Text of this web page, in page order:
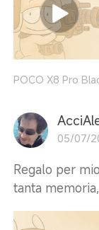
POCO X8 Pro
05/07/
Regalo per
tanta